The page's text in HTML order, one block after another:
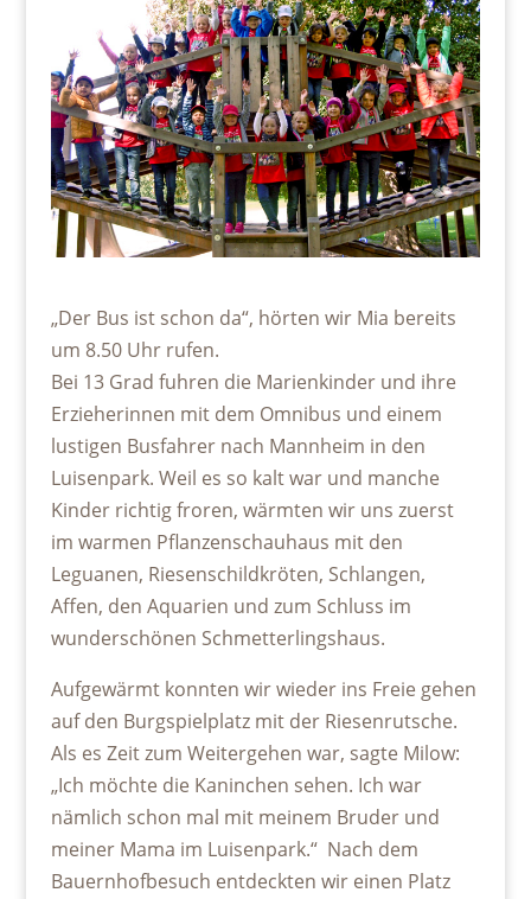
„Der Bus ist schon da“, hörten wir Mia bereits
um 8.50 Uhr rufen.
Bei 13 Grad fuhren die Marienkinder und ihre
Erzieherinnen mit dem Omnibus und einem
lustigen Busfahrer nach Mannheim in den
Luisenpark. Weil es so kalt war und manche
Kinder richtig froren, wärmten wir uns zuerst
im warmen Pflanzenschauhaus mit den
Leguanen, Riesenschildkröten, Schlangen,
Affen, den Aquarien und zum Schluss im
wunderschönen Schmetterlingshaus.
Aufgewärmt konnten wir wieder ins Freie gehen
auf den Burgspielplatz mit der Riesenrutsche.
Als es Zeit zum Weitergehen war, sagte Milow:
„Ich möchte die Kaninchen sehen. Ich war
nämlich schon mal mit meinem Bruder und
meiner Mama im Luisenpark.“ Nach dem
Bauernhofbesuch entdeckten wir einen Platz